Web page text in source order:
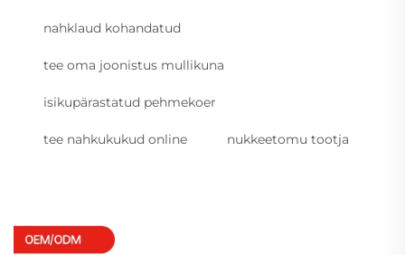
nahklaud kohandatud
tee oma joonistus mullikuna
isikupärastatud pehmekoer
tee nahkukukud online nukkeetomu tootja